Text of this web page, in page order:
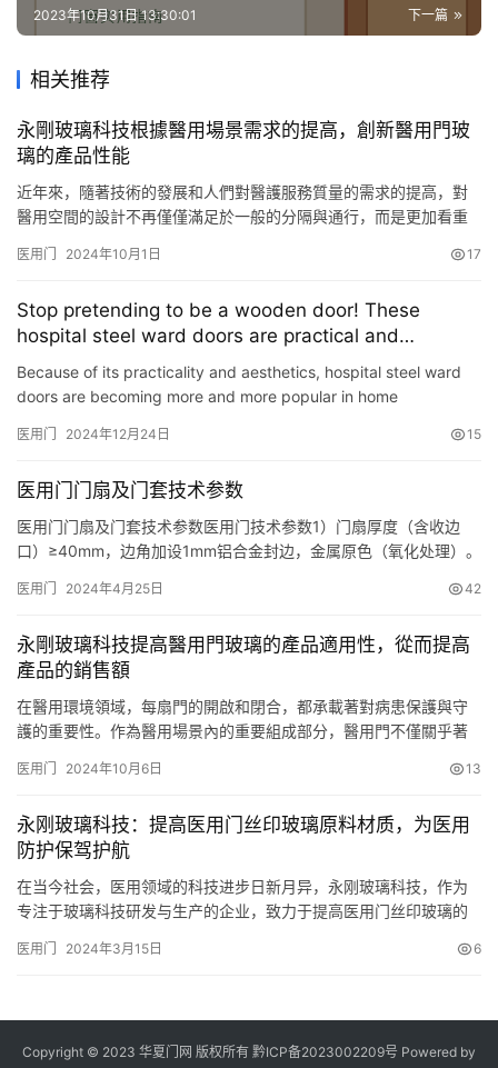
资
系
我
们
下一篇
2023年10月31日 13:30:01
相关推荐
永剛玻璃科技根據醫用場景需求的提高，創新醫用門玻
璃的產品性能
近年來，隨著技術的發展和人們對醫護服務質量的需求的提高，對
醫用空間的設計不再僅僅滿足於一般的分隔與通行，而是更加看重
空間的重要部件，其產品性能的好壞影響著醫用場景內部的環境質
現代醫用機構的使用需求，這既是對行業的挑戰，又是推動技術創
新、產品改進…
医用门 2024年10月1日 17
Stop pretending to be a wooden door! These
hospital steel ward doors are practical and
beautiful
Because of its practicality and aesthetics, hospital steel ward
doors are becoming more and more popular in home
divisions,…
医用门 2024年12月24日 15
医用门门扇及门套技术参数
医用门门扇及门套技术参数医用门技术参数1）门扇厚度（含收边
口）≥40mm，边角加设1mm铝合金封边，金属原色（氧化处理）。
热保温。3）门板采用CPL防火抗菌板，要求防火抗菌、硬度高、防
枫木纹色。4）门板内外两侧底部安装不锈钢踢脚板，踢脚板为双…
医用门 2024年4月25日 42
永剛玻璃科技提高醫用門玻璃的產品適用性，從而提高
產品的銷售額
在醫用環境領域，每扇門的開啟和閉合，都承載著對病患保護與守
護的重要性。作為醫用場景內的重要組成部分，醫用門不僅關乎著
用門玻璃醫用門部件裡的重要因素，其性能與適用性決定瞭醫用環
進，提高醫用門玻璃的產品適用性，從而推動銷售額的增長，推動
行業向更加人性…
医用门 2024年10月6日 13
永刚玻璃科技：提高医用门丝印玻璃原料材质，为医用
防护保驾护航
在当今社会，医用领域的科技进步日新月异，永刚玻璃科技，作为
专注于玻璃科技研发与生产的企业，致力于提高医用门丝印玻璃的
常见的防护材料，其承担着隔离病菌、保护患者与医护人员的职
医用门 2024年3月15日 6
Copyright © 2023 华夏门网 版权所有 黔ICP备2023002209号 Powered by